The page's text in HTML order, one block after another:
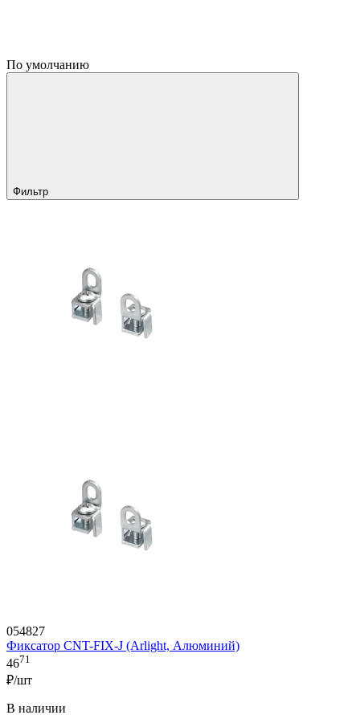
По умолчанию
Фильтр
054827
Фиксатор CNT-FIX-J (Arlight, Алюминий)
4671
₽/шт
В наличии